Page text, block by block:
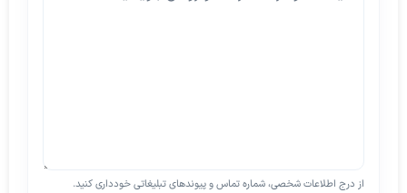
از درج اطلاعات شخصی، شماره تماس و پیوندهای تبلیغاتی خودداری کنید.